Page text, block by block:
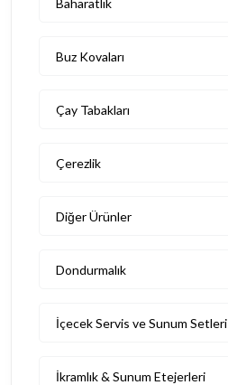
Buz Kovaları
Çay Tabakları
Çerezlik
Diğer Ürünler
Dondurmalık
İçecek Servis ve Sunum Setleri
İkramlık & Sunum Etejerleri